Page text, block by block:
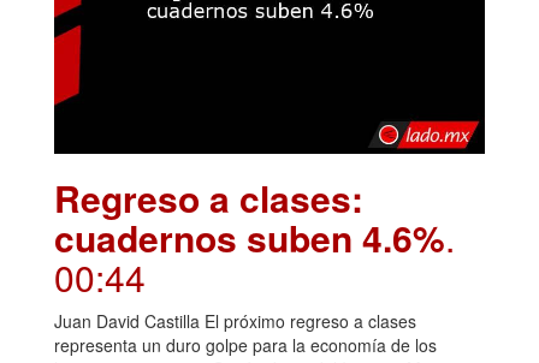
Regreso a clases:
cuadernos suben 4.6%.
00:44
Juan David Castilla El próximo regreso a clases
representa un duro golpe para la economía de los